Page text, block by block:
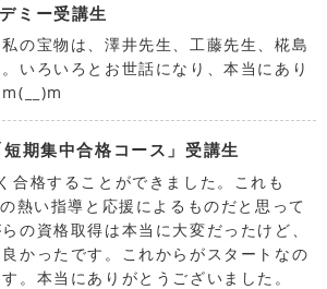
ミー受講生
の宝物は、澤井先生、工藤先生、椛島
いろいろとお世話になり、本当にあり
期集中合格コース」受講生
合格することができました。これも
熱い指導と応援によるものだと思って
の資格取得は本当に大変だったけど、
かったです。これからがスタートなの
。本当にありがとうございました。